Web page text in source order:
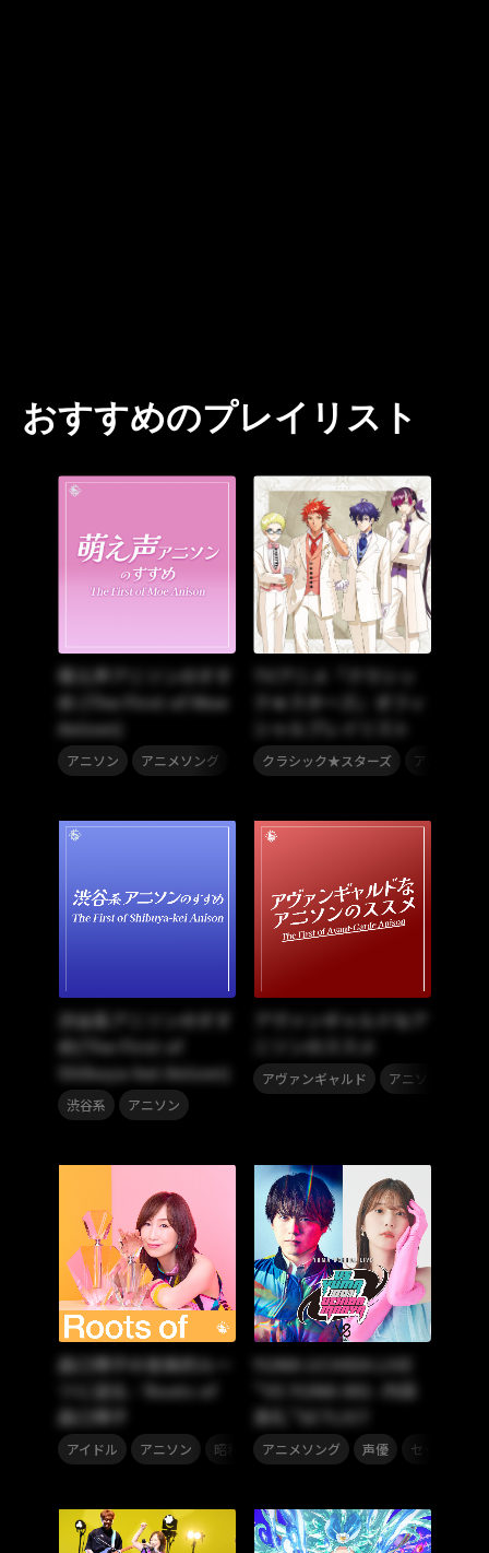
おすすめのプレイリスト
萌え声アニソンのすす
め (The First of Moe
Anison)
アニソン アニメソング
TVアニメ「クラシッ
ク★スターズ」オフィ
シャルプレイリスト
クラシック★スターズ アニメソン
渋谷系アニソンのすす
め(The First of
Shibuya-kei Anison)
渋谷系 アニソン
アヴァンギャルドなア
ニソンのススメ
アヴァンギャルド アニソン
森口博子の音楽的ルー
ツに迫る／Roots of
森口博子
アイドル アニソン 昭和ソング , ポップス
YUMA UCHIDA LIVE
“VS YUMA 001- 内田
真礼”SETLIST
アニメソング 声優 セットリスト